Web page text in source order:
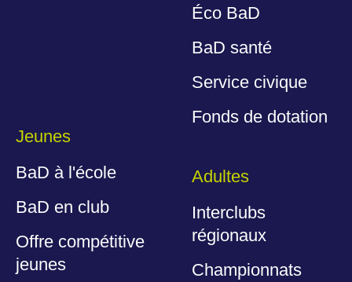
Éco BaD
BaD santé
Service civique
Fonds de dotation
Jeunes
BaD à l'école
BaD en club
Offre compétitive
jeunes
Adultes
Interclubs
régionaux
Championnats